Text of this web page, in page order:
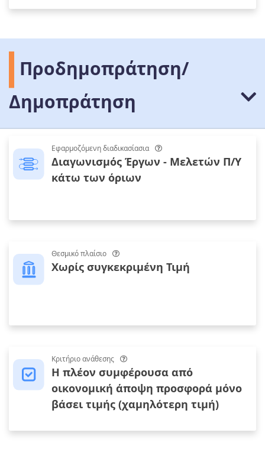
Προδημοπράτηση/
Δημοπράτηση
Εφαρμοζόμενη διαδικασίασια
Διαγωνισμός Έργων - Μελετών Π/Υ
κάτω των όριων
Θεσμικό πλαίσιο
Χωρίς συγκεκριμένη Τιμή
Κριτήριο ανάθεσης
Η πλέον συμφέρουσα από
οικονομική άποψη προσφορά μόνο
βάσει τιμής (χαμηλότερη τιμή)